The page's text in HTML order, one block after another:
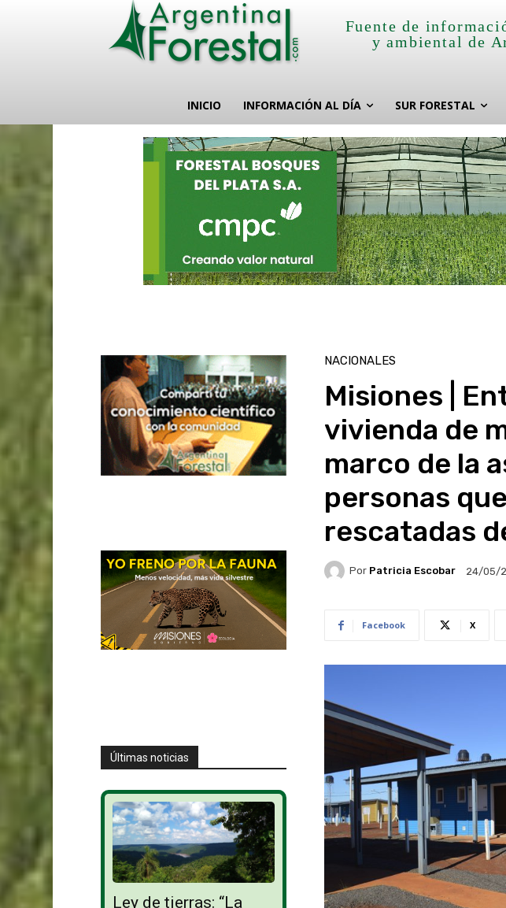
Fuente de
y ambiental de
INICIO INFORMACIÓN AL DÍA SUR FORESTAL
Últimas noticias
Ley de tierras: “La
NACIONALES
Misiones |
vivienda de
marco de la
personas
rescatadas
Por Patricia Escobar 24/05/
Facebook X